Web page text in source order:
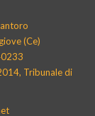
(Ce)
Tribunale di